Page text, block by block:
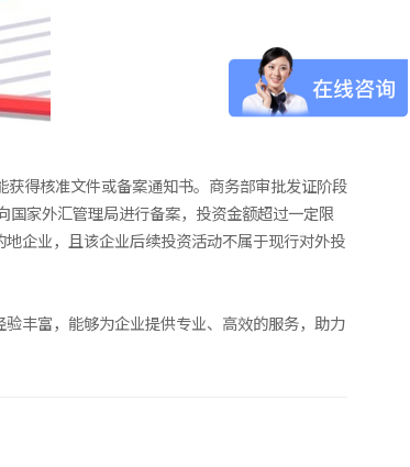
得核准文件或备案通知书。商务部审批发证阶段
家外汇管理局进行备案，投资金额超过一定限
企业，且该企业后续投资活动不属于现行对外投
丰富，能够为企业提供专业、高效的服务，助力